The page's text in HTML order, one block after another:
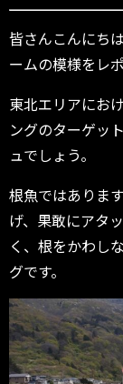
皆さんこんにち
ームの模様をレ
東北エリアにお
ングのターゲッ
ュでしょう。
根魚ではありま
げ、果敢にアタ
く、根をかわし
グです。